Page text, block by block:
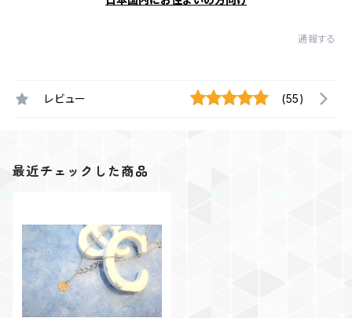
通報する
レビュー (55)
最近チェックした商品